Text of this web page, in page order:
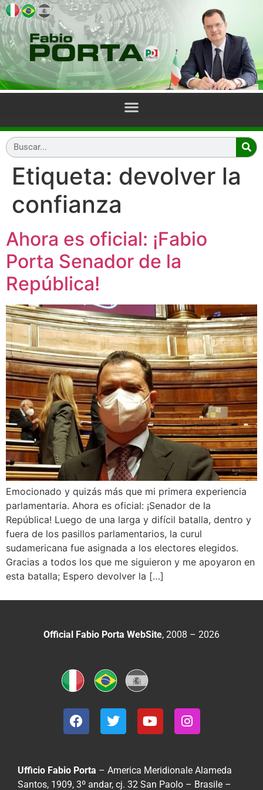
Etiqueta: devolver la
confianza
Ahora es oficial: ¡Fabio
Porta Senador de la
República!
Emocionado y quizás más que mi primera experiencia
parlamentaria. Ahora es oficial: ¡Senador de la
República! Luego de una larga y difícil batalla, dentro y
fuera de los pasillos parlamentarios, la curul
sudamericana fue asignada a los electores elegidos.
Gracias a todos los que me siguieron y me apoyaron en
esta batalla; Espero devolver la […]
Official Fabio Porta WebSite, 2008 – 2026
Ufficio Fabio Porta – America Meridionale Alameda
Santos, 1909, 3º andar, cj. 32 San Paolo – Brasile –